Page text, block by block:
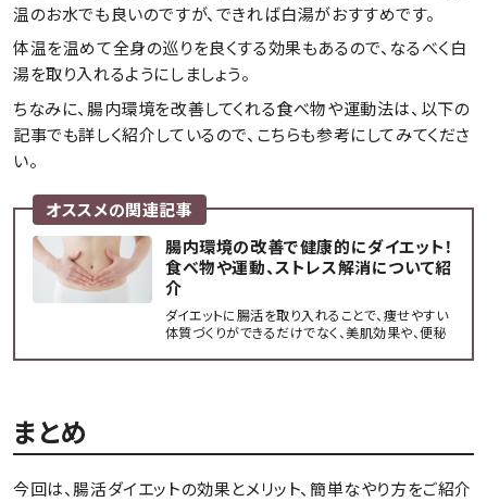
温のお水でも良いのですが、できれば白湯がおすすめです。
体温を温めて全身の巡りを良くする効果もあるので、なるべく白
湯を取り入れるようにしましょう。
ちなみに、腸内環境を改善してくれる食べ物や運動法は、以下の
記事でも詳しく紹介しているので、こちらも参考にしてみてくださ
い。
オススメの関連記事
腸内環境の改善で健康的にダイエット！
食べ物や運動、ストレス解消について紹
介
ダイエットに腸活を取り入れることで、痩せやすい
体質づくりができるだけでなく、美肌効果や、便秘
してくれます。今回は「腸活」ダイエットの効果と、
まとめ
今回は、腸活ダイエットの効果とメリット、簡単なやり方をご紹介